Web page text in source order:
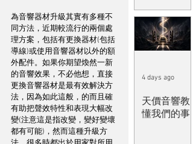
為音響器材升級其實有多種不
同方法，近期較流行的兩個處
理方案，包括有更換器材(包括
導線)或使用音響器材以外的額
外配件。如果你期望煥然一新
的音響效果，不必他想，直接
更換音響器材是最有效解決方
法，因為如此這般，的而且確
有助把聲效特性和表現大幅改
變(注意這是指改變，變好變壞
都有可能)，然而這種升級方
天價音響教
懂我們的事
4 days ago